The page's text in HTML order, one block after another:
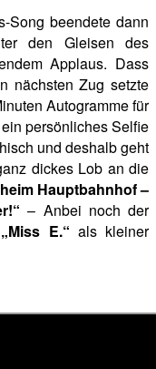
Song beendete dann
den Gleisen des
Applaus. Dass
nächsten Zug setzte
Autogramme für
persönliches Selfie
und deshalb geht
dickes Lob an die
Hauptbahnhof –
– Anbei noch der
„Miss E.“ als kleiner